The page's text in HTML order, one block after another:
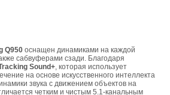
Q950 оснащен динамиками на каждой
сабвуферами сзади. Благодаря
Sound+ , которая использует
на основе искусственного интеллекта
звука с движением объектов на
четким и чистым 5.1-канальным